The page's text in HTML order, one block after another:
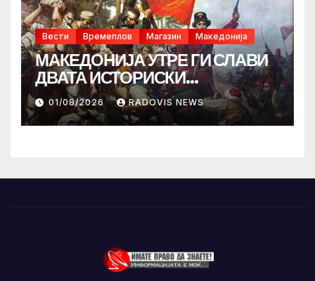
Вести Времеплов Магазин Македонија
МАКЕДОНИЈА УТРЕ ГИ СЛАВИ
ДВАТА ИСТОРИСКИ
ИЛИНДЕНА!
01/08/2026 RADOVIS NEWS